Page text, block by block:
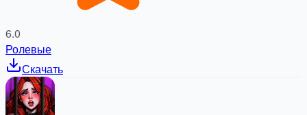
6.0
Ролевые
Скачать